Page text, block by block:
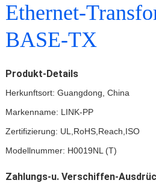
Ethernet-
BASE-TX
Produkt-Details
Herkunftsort: Guangdong, China
Markenname: LINK-PP
Zertifizierung: UL,RoHS,Reach,ISO
Modellnummer: H0019NL (T)
Zahlungs-u. Verschiffen-